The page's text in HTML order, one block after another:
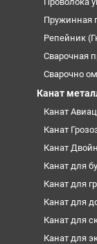
Пружинная
Репейник
Сварочная
Сварочно
Канат
Канат
Канат
Канат
Канат для
Канат для
Канат для
Канат для
Канат для